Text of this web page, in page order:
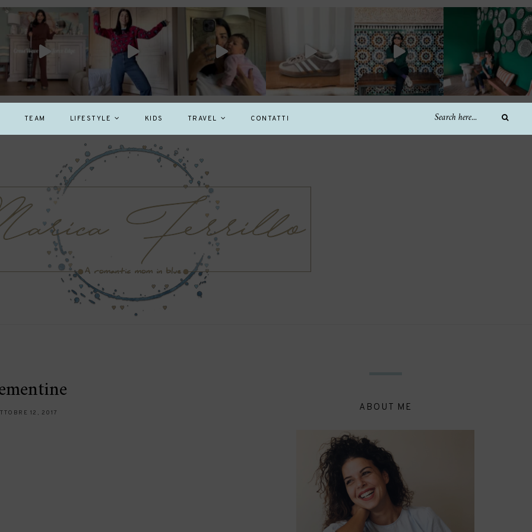
TEAM LIFESTYLE KIDS TRAVEL CONTATTI
12, 2017 ABOUT ME